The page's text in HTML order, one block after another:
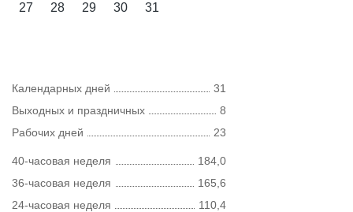
27
28 29 30 31
Календарных дней
31
Выходных и праздничных
8
Рабочих дней
23
40-часовая неделя
184,0
36-часовая неделя
165,6
24-часовая неделя
110,4